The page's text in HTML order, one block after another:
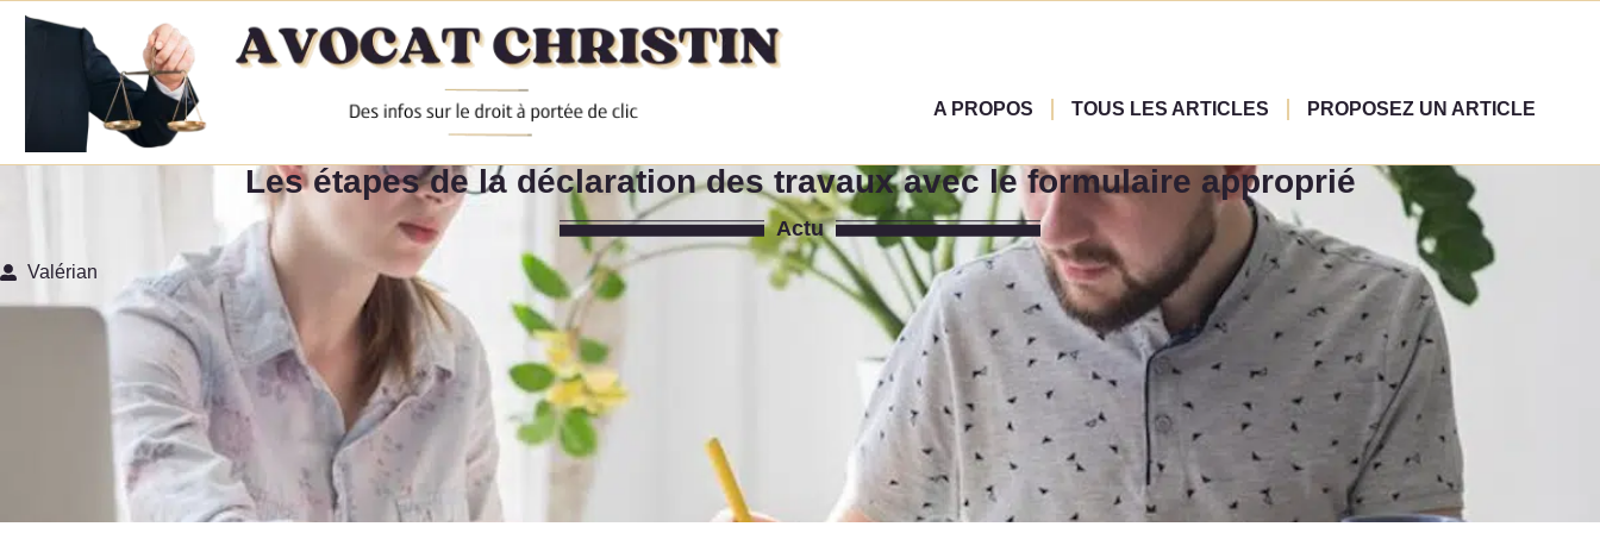
A PROPOS TOUS LES ARTICLES PROPOSEZ UN ARTICLE
Les étapes de la déclaration des travaux avec le formulaire approprié
Actu
Valérian